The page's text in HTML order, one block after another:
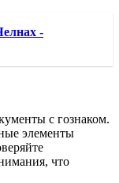
-
с гознаком.
элементы
что